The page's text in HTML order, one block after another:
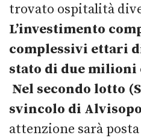
trovato ospitalità
L’investimento
complessivi ettari
stato di due milioni
Nel secondo lotto
svincolo di
attenzione sarà